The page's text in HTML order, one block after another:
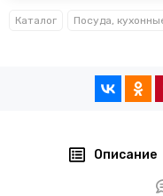
Каталог
Описание